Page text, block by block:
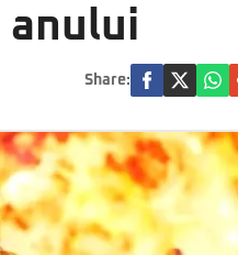
anului
Share: